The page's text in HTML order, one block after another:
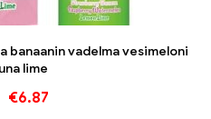
banaanin vadelma vesimeloni
lime
€6.87